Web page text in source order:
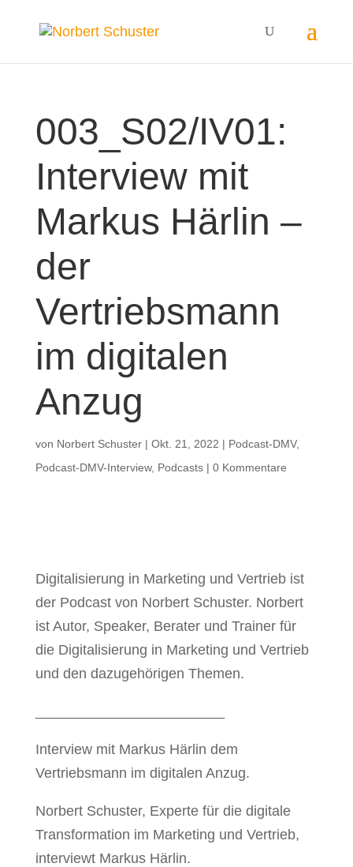
003_S02/IV01:
Interview mit
Markus Härlin –
der
Vertriebsmann
im digitalen
Anzug
von Norbert Schuster| Okt. 21, 2022 | Podcast-DMV,
Podcast-DMV-Interview, Podcasts| 0 Kommentare
Digitalisierung in Marketing und Vertrieb ist
der Podcast von Norbert Schuster. Norbert
ist Autor, Speaker, Berater und Trainer für
die Digitalisierung in Marketing und Vertrieb
und den dazugehörigen Themen.
Interview mit Markus Härlin dem
Vertriebsmann im digitalen Anzug.
Norbert Schuster, Experte für die digitale
Transformation im Marketing und Vertrieb,
interviewt Markus Härlin.